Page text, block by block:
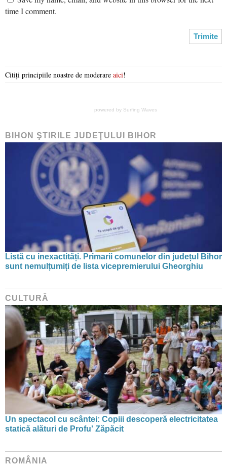
time I comment.
Citiți principiile noastre de moderare aici!
powered by Surfing Waves
BIHON ŞTIRILE JUDEŢULUI BIHOR
Listă cu inexactități. Primarii comunelor din județul Bihor
sunt nemulțumiți de lista vicepremierului Gheorghiu
CULTURĂ
Un spectacol cu scântei: Copiii descoperă electricitatea
statică alături de Profu' Zăpăcit
ROMÂNIA